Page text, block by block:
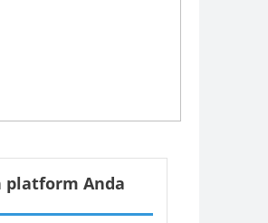
platform Anda